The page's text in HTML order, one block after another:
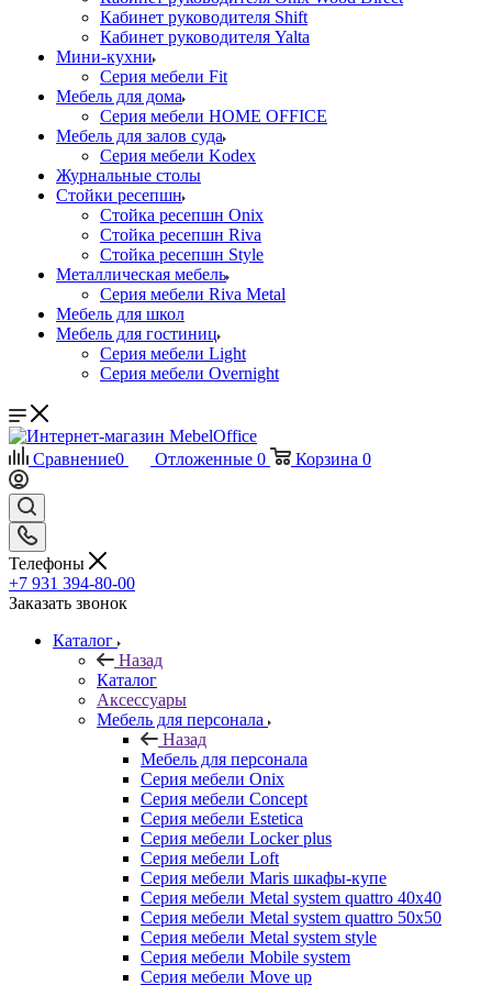
Кабинет руководителя Shift
Кабинет руководителя Yalta
Мини-кухни
Серия мебели Fit
Мебель для дома
Серия мебели HOME OFFICE
Мебель для залов суда
Серия мебели Kodex
Журнальные столы
Стойки ресепшн
Стойка ресепшн Onix
Стойка ресепшн Riva
Стойка ресепшн Style
Металлическая мебель
Серия мебели Riva Metal
Мебель для школ
Мебель для гостиниц
Серия мебели Light
Серия мебели Overnight
Сравнение0 Отложенные 0 Корзина 0
Телефоны
+7 931 394-80-00
Заказать звонок
Каталог
Назад
Каталог
Аксессуары
Мебель для персонала
Назад
Мебель для персонала
Серия мебели Onix
Серия мебели Concept
Серия мебели Estetica
Серия мебели Locker plus
Серия мебели Loft
Серия мебели Maris шкафы-купе
Серия мебели Metal system quattro 40x40
Серия мебели Metal system quattro 50x50
Серия мебели Metal system style
Серия мебели Mobile system
Серия мебели Move up